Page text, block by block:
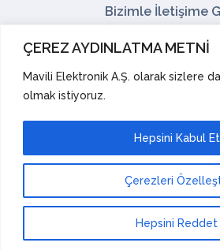
ÇEREZ AYDINLATMA METNİ
Mavili Elektronik A.Ş. olarak sizlere
olmak istiyoruz.
Çerezleri
Hepsini Reddet
Hepsini Kabul Et
Bizimle İletişime
Fax: +90 216 466
Satış Destek
İhracat
Öneri ve
Mavili Elektronik Tic. San. A.Ş. |
All Rights Reserved. | Design: